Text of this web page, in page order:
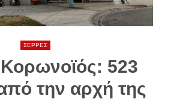
ΣΕΡΡΕΣ
523
την αρχή της